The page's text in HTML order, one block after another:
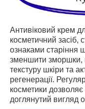
Антивіковий крем
косметичний засіб,
ознаками старіння
зменшити зморшки,
текстуру шкіри та
регенерації.
косметики
доглянутий вигляд